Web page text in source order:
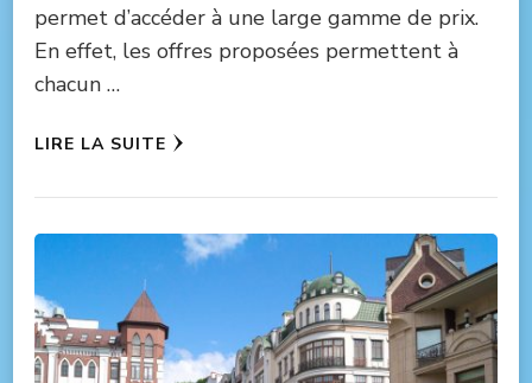
permet d’accéder à une large gamme de prix.
En effet, les offres proposées permettent à
chacun …
LIRE LA SUITE